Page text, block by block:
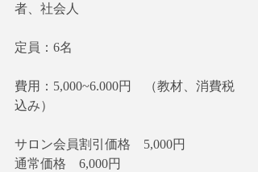
者、社会人
定員：6名
費用：5,000~6.000円　（教材、消費税
込み）
サロン会員割引価格　5,000円
通常価格　6,000円